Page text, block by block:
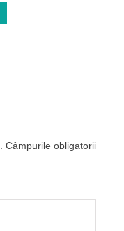
Câmpurile obligatorii